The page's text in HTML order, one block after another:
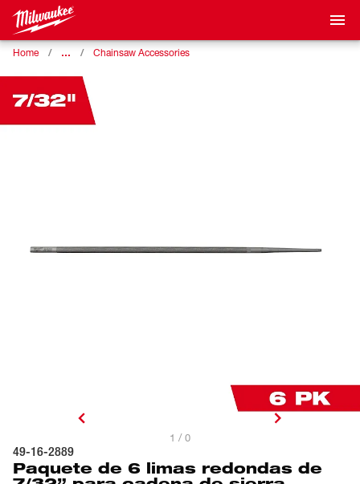
Home … Chainsaw Accessories
1 / 0
49-16-2889
Paquete de 6 limas redondas de